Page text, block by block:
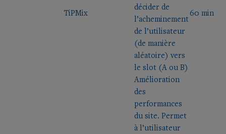
TiPMix
décider de
l’acheminement
de l’utilisateur
(de manière
aléatoire) vers
le slot (A ou B)
60 min
Amélioration
des
performances
du site. Permet
à l’utilisateur